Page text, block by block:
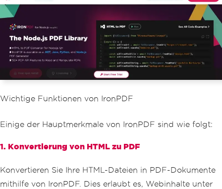
Wichtige Funktionen von IronPDF
Einige der Hauptmerkmale von IronPDF sind wie folgt:
1. Konvertierung von HTML zu PDF
Konvertieren Sie Ihre HTML-Dateien in PDF-Dokumente
mithilfe von IronPDF. Dies erlaubt es, Webinhalte unter